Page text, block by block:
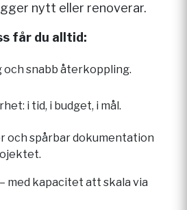
nytt eller renoverar.
får du alltid:
snabb återkoppling.
i tid, i budget, i mål.
och spårbar dokumentation
med kapacitet att skala via